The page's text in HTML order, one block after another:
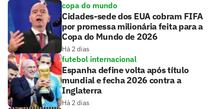
copa do mundo
Cidades-sede dos EUA cobram FIFA
por promessa milionária feita para a
Copa do Mundo de 2026
Há 2 dias
futebol internacional
Espanha define volta após título
mundial e fecha 2026 contra a
Inglaterra
Há 2 dias